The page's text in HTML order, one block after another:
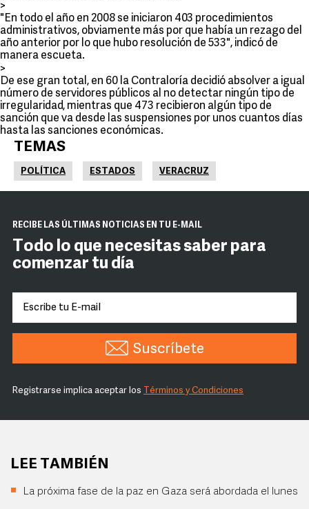
>
"En todo el año en 2008 se iniciaron 403 procedimientos
administrativos, obviamente más por que había un rezago del
año anterior por lo que hubo resolución de 533", indicó de
manera escueta.
>
De ese gran total, en 60 la Contraloría decidió absolver a igual
número de servidores públicos al no detectar ningún tipo de
irregularidad, mientras que 473 recibieron algún tipo de
sanción que va desde las suspensiones por unos cuantos días
hasta las sanciones económicas.
TEMAS
POLÍTICA ESTADOS VERACRUZ
RECIBE LAS ÚLTIMAS NOTICIAS EN TU E-MAIL
Todo lo que necesitas saber para
comenzar tu día
Suscríbete
Registrarse implica aceptar los Términos y Condiciones
LEE TAMBIÉN
La próxima fase de la paz en Gaza será abordada el lunes